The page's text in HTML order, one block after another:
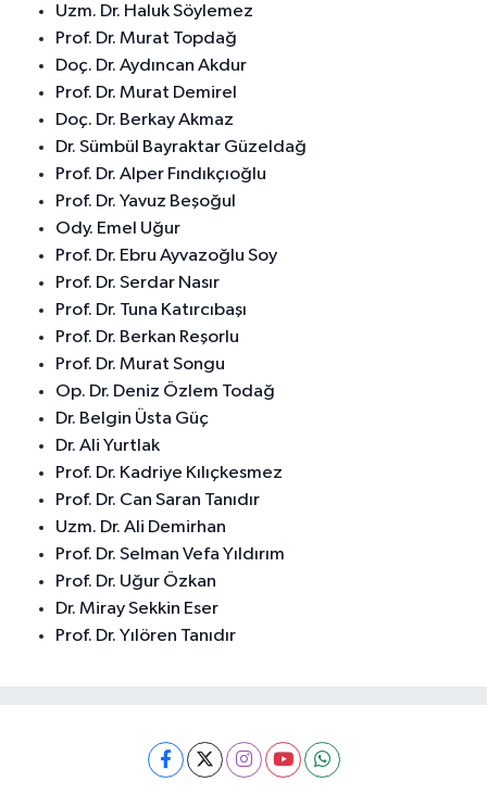
Uzm. Dr. Haluk Söylemez
Prof. Dr. Murat Topdağ
Doç. Dr. Aydıncan Akdur
Prof. Dr. Murat Demirel
Doç. Dr. Berkay Akmaz
Dr. Sümbül Bayraktar Güzeldağ
Prof. Dr. Alper Fındıkçıoğlu
Prof. Dr. Yavuz Beşoğul
Ody. Emel Uğur
Prof. Dr. Ebru Ayvazoğlu Soy
Prof. Dr. Serdar Nasır
Prof. Dr. Tuna Katırcıbaşı
Prof. Dr. Berkan Reşorlu
Prof. Dr. Murat Songu
Op. Dr. Deniz Özlem Todağ
Dr. Belgin Üsta Güç
Dr. Ali Yurtlak
Prof. Dr. Kadriye Kılıçkesmez
Prof. Dr. Can Saran Tanıdır
Uzm. Dr. Ali Demirhan
Prof. Dr. Selman Vefa Yıldırım
Prof. Dr. Uğur Özkan
Dr. Miray Sekkin Eser
Prof. Dr. Yılören Tanıdır